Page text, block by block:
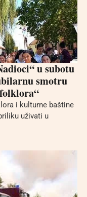
u subotu
smotru
i kulturne baštine
uživati u